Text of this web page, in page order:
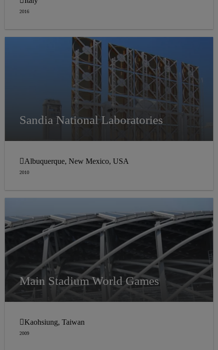
2016
Sandia National Laboratories
Albuquerque, New Mexico, USA
2010
Main Stadium World Games
Kaohsiung, Taiwan
2009